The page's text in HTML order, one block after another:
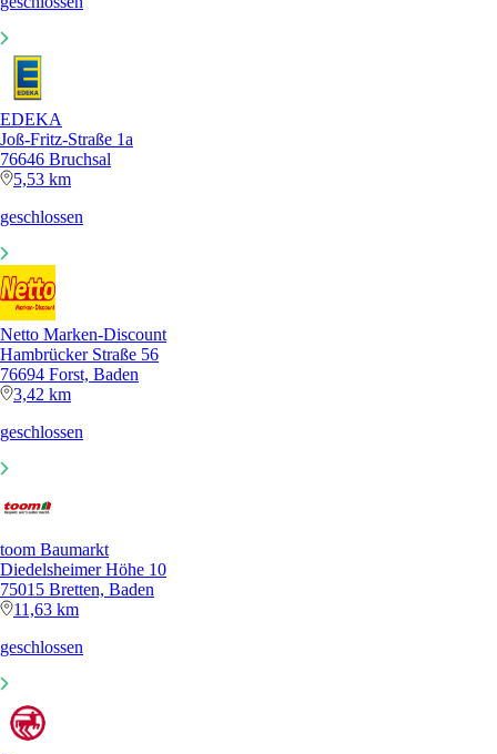
EDEKA
Joß-Fritz-Straße 1a
76646 Bruchsal
5,53 km
geschlossen
Netto Marken-Discount
Hambrücker Straße 56
76694 Forst, Baden
3,42 km
geschlossen
toom Baumarkt
Diedelsheimer Höhe 10
75015 Bretten, Baden
11,63 km
geschlossen